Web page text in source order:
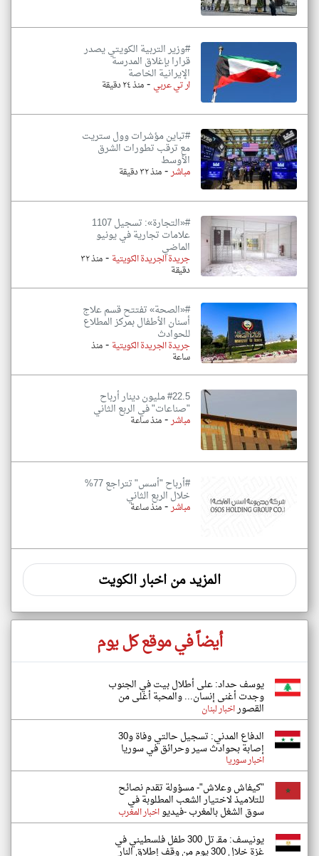
#وزير التربية الكويتي يصدر
قرارا بإغلاق المدرسة
الإيرانية الخاصة
ار تي عربي -منذ ٢٤ دقيقة
#تباين مؤشرات وول ستريت
مع ترقب تطورات الشرق
الأوسط
مباشر-منذ ٣٢ دقيقة
#«التجارة»: تسجيل 1107
علامات تجارية في يونيو
الماضي
جريدة الجريدة الكويتية - منذ ٣٢
دقيقة
#«الصحة» تفتتح قسم علاج
أسنان الأطفال بمركز المطلاع
للحوادث
جريدة الجريدة الكويتية -منذ
ساعة
#22.5 مليون دينار أرباح
"صناعات" في الربع الثاني
مباشر-منذ ساعة
#أرباح "أسس" تتراجع 77%
خلال الربع الثاني
مباشر-منذ ساعة
المزيد من اخبار الكويت
أيضاً في موقع كل يوم
يوسف حداد: على أطلال بيت في الجنوب
وجدت أغنى إنسان... والمحبة أغلى من
القصوراخبار لبنان
الدفاع المدني: تسجيل حالتي وفاة و30
إصابة بحوادث سير وحرائق في سوريا
اخبار سوريا
"كيفاش وعلاش"- مسؤولة تقدم نصائح
للتلاميذ لاختيار الشعب المطلوبة في
سوق الشغل بالمغرب -فيديواخبار المغرب
يونيسف: مقـ تل 300 طفل فلسطيني في
غزة خلال 300 يوم من وقف إطلاق النار